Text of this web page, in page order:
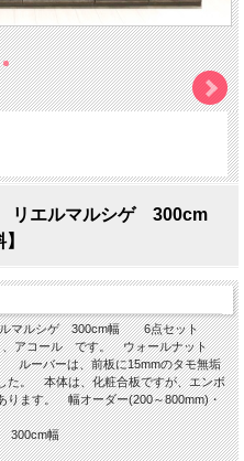
エルマルシゲ 300cm
ルマルシゲ 300cm幅 6点セット
、アコール です。 ウォールナット
ルーバーは、前板に15mmのタモ無垢
た。 本体は、化粧合板ですが、エンボ
ります。 幅オーダー(200～800mm)・
300cm幅